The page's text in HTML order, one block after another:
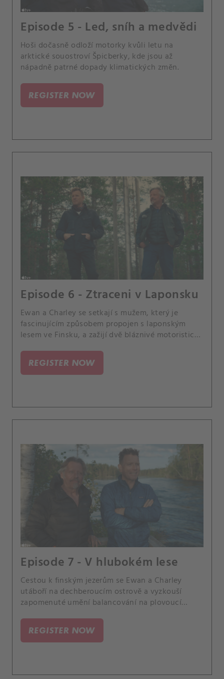
Episode 5 - Led, sníh a medvědi
Hoši dočasně odloží motorky kvůli letu na
arktické souostroví Špicberky, kde jsou až
nápadně patrné dopady klimatických změn.
REGISTER NOW
Episode 6 - Ztraceni v Laponsku
Ewan a Charley se setkají s mužem, který je
fascinujícím způsobem propojen s laponským
lesem ve Finsku, a zažijí dvě bláznivé motoristické
REGISTER NOW
Episode 7 - V hlubokém lese
Cestou k finským jezerům se Ewan a Charley
utáboří na dechberoucím ostrově a vyzkouší
zapomenuté umění balancování na plovoucí
REGISTER NOW